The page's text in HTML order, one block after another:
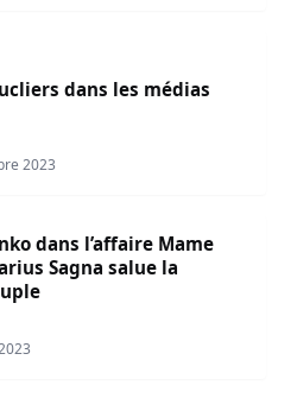
dans les médias
2023
dans l’affaire Mame Mbaye
dans l’affaire Mame
Sagna salue la